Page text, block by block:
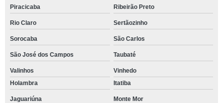
Piracicaba Ribeirão Preto
Rio Claro Sertãozinho
Sorocaba São Carlos
São José dos Campos Taubaté
Valinhos
Vinhedo
Holambra
Itatiba
Jaguariúna Monte Mor